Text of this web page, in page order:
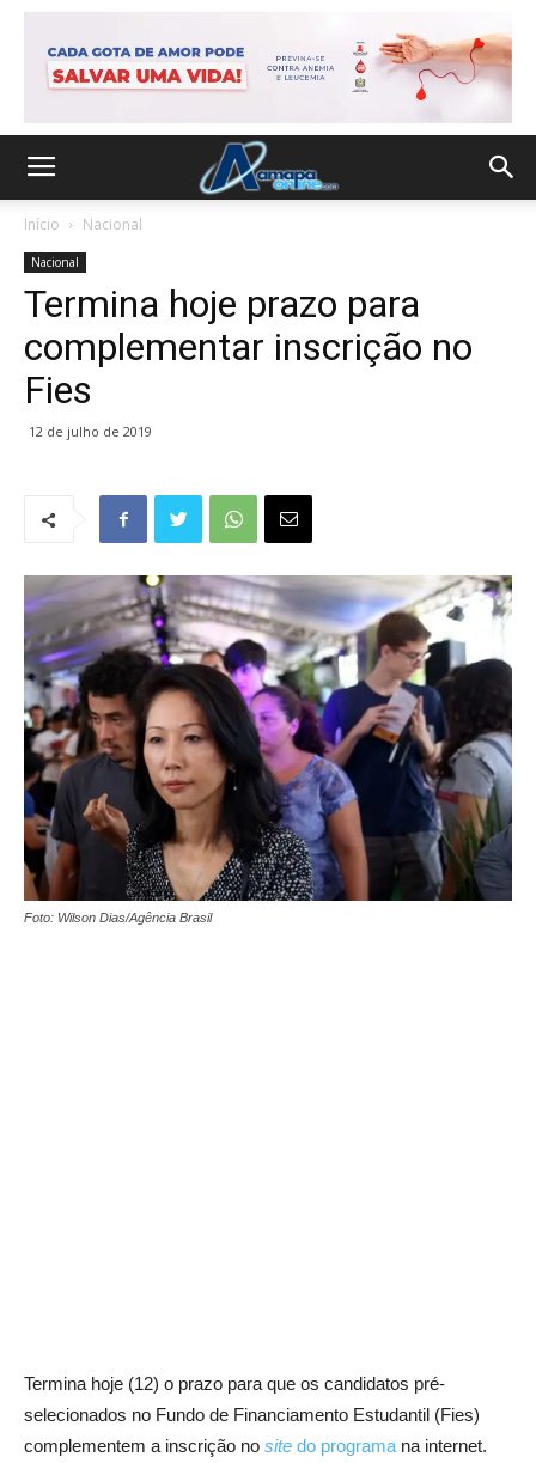
Início Nacional
Nacional
Termina hoje prazo para
complementar inscrição no
Fies
12 de julho de 2019
Foto: Wilson Dias/Agência Brasil
Termina hoje (12) o prazo para que os candidatos pré-
selecionados no Fundo de Financiamento Estudantil (Fies)
complementem a inscrição no site do programa na internet.